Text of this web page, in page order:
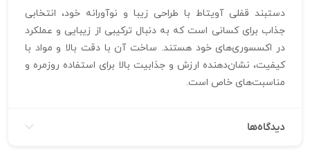
دستبند قفلی آویتاط با طراحی زیبا و نوآورانه خود، انتخابی
جذاب برای کسانی است که به دنبال ترکیبی از زیبایی و عملکرد
در اکسسوری‌های خود هستند. ساخت آن با دقت بالا و مواد با
کیفیت، نشان‌دهنده ارزش و جذابیت بالا برای استفاده روزمره و
مناسبت‌های خاص است.
دیدگاه‌ها